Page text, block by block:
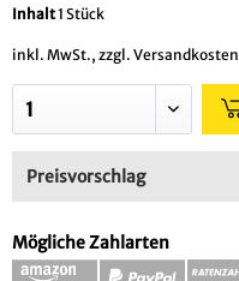
Inhalt1 Stück
inkl. MwSt., zzgl. Versandkosten
Preisvorschlag
Mögliche Zahlarten